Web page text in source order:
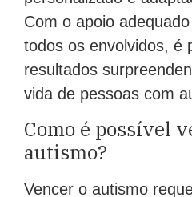
Com o apoio
todos os envolvidos, é
resultados
vida de pessoas com
Como é possível
autismo?
Vencer o autismo